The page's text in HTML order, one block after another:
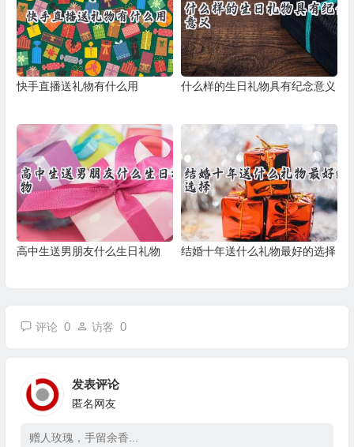
快手直播送礼物有什么用 什么样的生日礼物具有纪念意义
高中生送男朋友什么生日礼物 结婚十年送什么礼物最好的选择
评论 0 访客 0
发表评论
匿名网友